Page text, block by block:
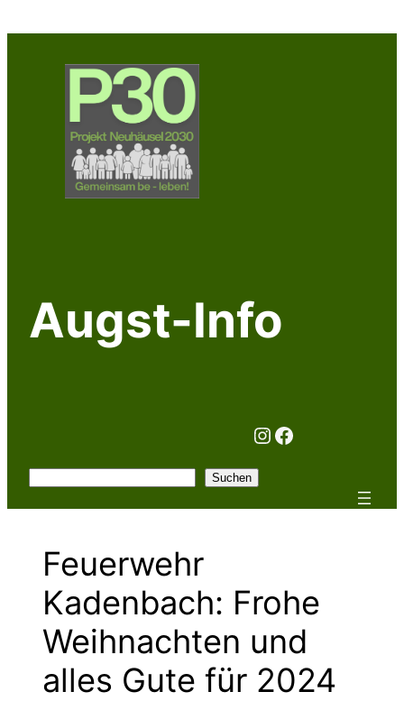
Inhalt
Augst-Info
Instagram
Facebook
Suchen
Feuerwehr
Kadenbach: Frohe
Weihnachten und
alles Gute für 2024